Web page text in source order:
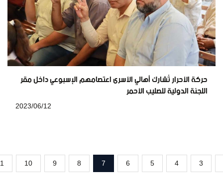
حركة الأحرار تُشارك أهالي الأسرى اعتصامهم الإسبوعي داخل مقر
اللجنة الدولية للصليب الأحمر
3
4
5
6
7
8
9
10